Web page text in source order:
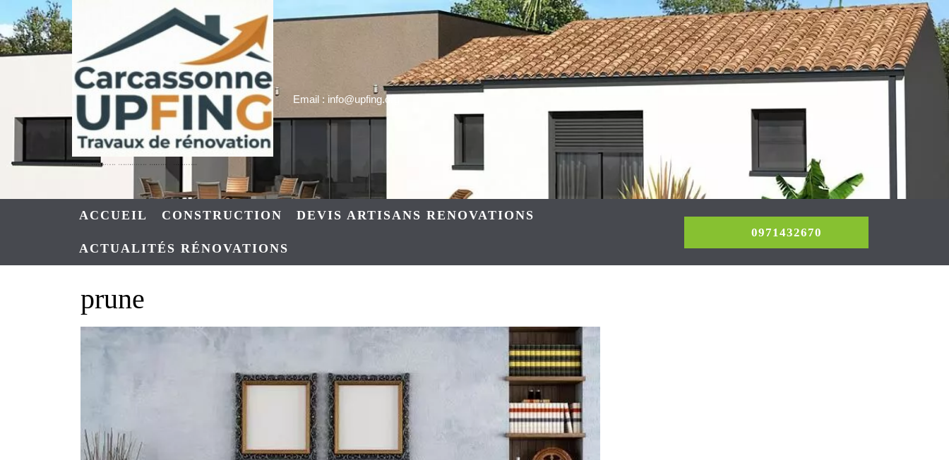
to
content
Email : info@upfing.org
ACCUEIL CONSTRUCTION DEVIS ARTISANS RENOVATIONS
ACTUALITÉS RÉNOVATIONS
0971432670
prune